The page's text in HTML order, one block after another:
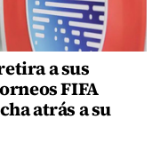
a sus
FIFA
atrás a su